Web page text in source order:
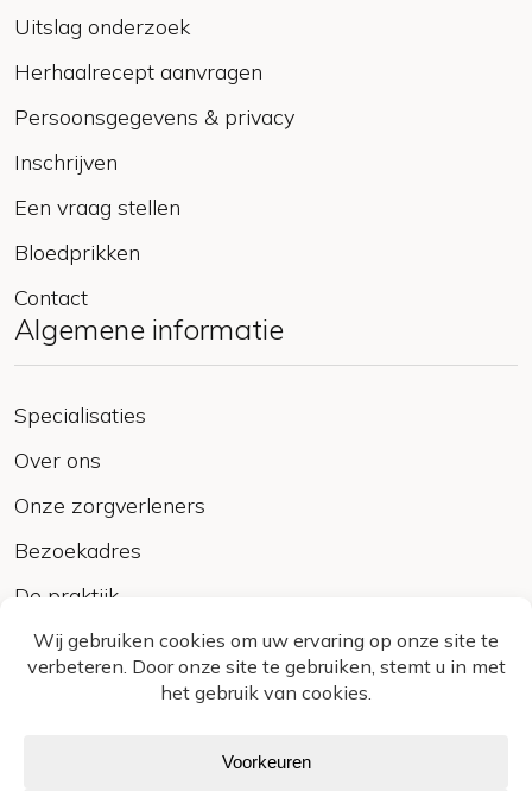
Uitslag onderzoek
Herhaalrecept aanvragen
Persoonsgegevens & privacy
Inschrijven
Een vraag stellen
Bloedprikken
Contact
Algemene informatie
Specialisaties
Over ons
Onze zorgverleners
Bezoekadres
De praktijk